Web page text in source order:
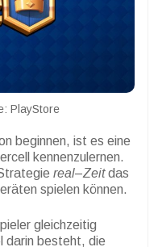
PlayStore
beginnen, ist es eine
kennenzulernen.
real–Zeitdas
spielen können.
gleichzeitig
darin besteht, die